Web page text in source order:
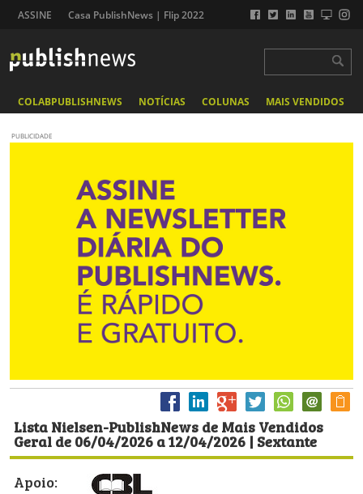
ASSINE Casa PublishNews | Flip 2022
COLABPUBLISHNEWS NOTÍCIAS COLUNAS MAIS VENDIDOS
PUBLICIDADE
Lista Nielsen-PublishNews de Mais Vendidos
Geral de 06/04/2026 a 12/04/2026 | Sextante
Apoio: